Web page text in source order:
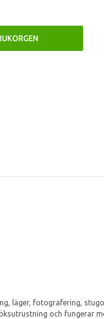
läger, fotografering,
och fungerar